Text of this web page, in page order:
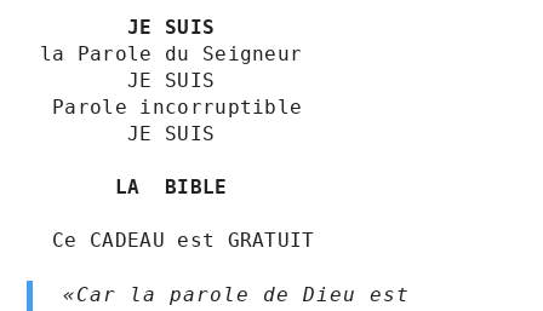
JE SUIS
LA  BIBLE
«Car la parole de Dieu est